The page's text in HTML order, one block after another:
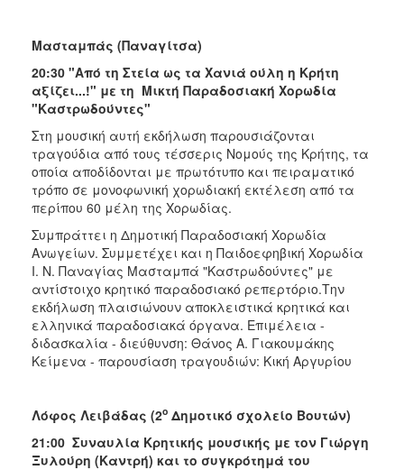
Μασταμπάς (Παναγίτσα)
20:30 "Από τη Στεία ως τα Χανιά ούλη η Κρήτη
αξίζει...!" με τη Μικτή Παραδοσιακή Χορωδία
"Καστρωδούντες"
Στη μουσική αυτή εκδήλωση παρουσιάζονται
τραγούδια από τους τέσσερις Νομούς της Κρήτης, τα
οποία αποδίδονται με πρωτότυπο και πειραματικό
τρόπο σε μονοφωνική χορωδιακή εκτέλεση από τα
περίπου 60 μέλη της Χορωδίας.
Συμπράττει η Δημοτική Παραδοσιακή Χορωδία
Ανωγείων. Συμμετέχει και η Παιδοεφηβική Χορωδία
Ι. Ν. Παναγίας Μασταμπά "Καστρωδούντες" με
αντίστοιχο κρητικό παραδοσιακό ρεπερτόριο.Την
εκδήλωση πλαισιώνουν αποκλειστικά κρητικά και
ελληνικά παραδοσιακά όργανα. Επιμέλεια -
διδασκαλία - διεύθυνση: Θάνος Α. Γιακουμάκης
Κείμενα - παρουσίαση τραγουδιών: Κική Αργυρίου
Λόφος Λειβάδας (2ο Δημοτικό σχολείο Βουτών)
21:00 Συναυλία Κρητικής μουσικής με τον Γιώργη
Ξυλούρη (Καντρή) και το συγκρότημά του